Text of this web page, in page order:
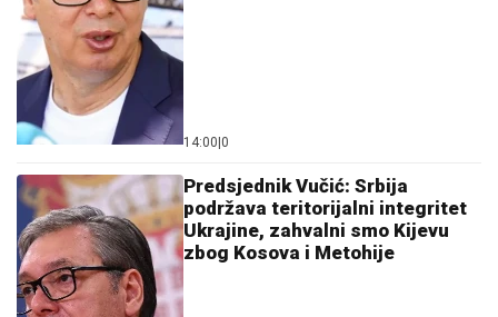
14:00 0
Predsjednik Vučić: Srbija
podržava teritorijalni integritet
Ukrajine, zahvalni smo Kijevu
zbog Kosova i Metohije